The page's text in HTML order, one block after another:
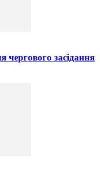
чергового засідання